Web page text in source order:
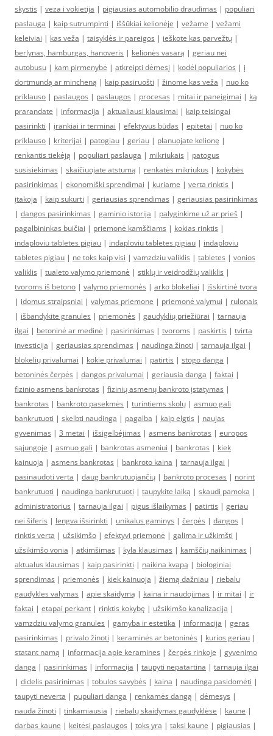
skystis | veza i vokietija | pigiausias automobilio draudimas | populiari
paslauga | kaip sutrumpinti | iššūkiai kelionėje | vežame | vežami
keleiviai | kas veža | taisyklės ir pareigos | ieškote kas parvežtų |
berlynas, hamburgas, hanoveris | kelionės vasarą | geriau nei
autobusu | kam pirmenybė | atkreipti dėmesį | kodėl populiarios | į
dortmundą ar mincheną | kaip pasiruošti | žinome kas veža | nuo ko
priklauso | paslaugos | paslaugos | procesas | mitai ir paneigimai | ką
prarandate | informacija | aktualiausi klausimai | kaip teisingai
pasirinkti | įrankiai ir terminai | efektyvus būdas | epitetai | nuo ko
priklauso | kriterijai | patogiau | geriau | planuojate kelionę |
renkantis tiekėją | populiari paslauga | mikriukais | patogus
susisiekimas | skaičiuojate atstumą | renkatės mikriukus | kokybės
pasirinkimas | ekonomiški sprendimai | kuriame | verta rinktis |
įtakoja | kaip sukurti | geriausias sprendimas | geriausias pasirinkimas
| dangos pasirinkimas | gaminio istorija | palyginkime už ar prieš |
pagalbininkas buičiai | priemonė kamščiams | kokias rinktis |
indaploviu tabletes pigiau | indaploviu tabletes pigiau | indaploviu
tabletes pigiau | ne toks kaip visi | vamzdziu valiklis | tabletes | vonios
valiklis | tualeto valymo priemonė | stiklų ir veidrodžių valiklis |
tvoroms iš betono | valymo priemonės | arko blokeliai | išskirtinė tvora
| idomus straipsniai | valymas priemone | priemonė valymui | rulonais
| išbandykite granules | priemonės | gaudyklių priežiūrai | tarnauja
ilgai | betoninė ar medinė | pasirinkimas | tvoroms | paskirtis | tvirta
investicija | geriausias sprendimas | naudinga žinoti | tarnauja ilgai |
blokelių privalumai | kokie privalumai | patirtis | stogo danga |
betoninės čerpės | dangos privalumai | geriausia danga | faktai |
fizinio asmens bankrotas | fizinių asmenų bankroto įstatymas |
bankrotas | bankroto pasekmės | turintiems skolų | asmuo gali
bankrutuoti | skelbti naudinga | pagalba | kaip elgtis | naujas
gyvenimas | 3 metai | išsigelbėjimas | asmens bankrotas | europos
sąjungoje | asmuo gali | bankrotas asmeniui | bankrotas | kiek
kainuoja | asmens bankrotas | bankroto kaina | tarnauja ilgai |
pasinaudoti verta | daug bankrutuojančių | bankroto procesas | norint
bankrutuoti | naudinga bankrutuoti | taupykite laiką | skaudi pamoka |
administratorius | tarnauja ilgai | pigus išlaikymas | patirtis | geriau
nei šiferis | lengva išsirinkti | unikalus gaminys | čerpės | dangos |
rinktis verta | užsikimšo | efektyvi priemonė | galima ir užkimšti |
užsikimšo vonia | atkimšimas | kyla klausimas | kamščių naikinimas |
aktualus klausimas | kaip pasirinkti | naikina kvapą | biologiniai
sprendimas | priemonės | kiek kainuoja | žiemą dažniau | riebalu
gaudykles valymas | apie skaidymą | kaina ir naudojimas | ir mitai | ir
faktai | etapai perkant | rinktis kokybę | užsikimšo kanalizacija |
vamzdziu valymo granules | gamyba ir estetika | informacija | geras
pasirinkimas | privalo žinoti | keraminės ar betoninės | kurios geriau |
statant namą | informacija apie keramines | čerpės rinkoje | gyvenimo
danga | pasirinkimas | informacija | taupyti nepatartina | tarnauja ilgai
| didelis pasirinimas | tobulos savybės | kaina | naudinga pasidomėti |
taupyti neverta | pupuliari danga | renkamės dangą | dėmesys |
nauda žinoti | tinkamiausia | riebalų skaidymas gaudyklėse | kaune |
darbas kaune | keitėsi paslaugos | toks yra | taksi kaune | pigiausias |